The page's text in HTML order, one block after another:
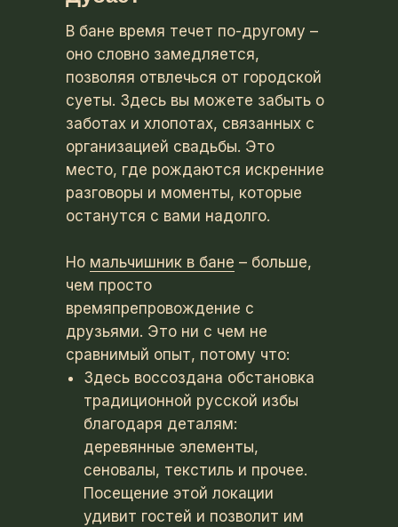
В бане время течет по-другому –
оно словно замедляется,
позволяя отвлечься от городской
суеты. Здесь вы можете забыть о
заботах и ​​хлопотах, связанных с
организацией свадьбы. Это
место, где рождаются искренние
разговоры и моменты, которые
останутся с вами надолго.
Но мальчишник в бане – больше,
чем просто
времяпрепровождение с
друзьями. Это ни с чем не
сравнимый опыт, потому что:
Здесь воссоздана обстановка
традиционной русской избы
благодаря деталям:
деревянные элементы,
сеновалы, текстиль и прочее.
Посещение этой локации
удивит гостей и позволит им